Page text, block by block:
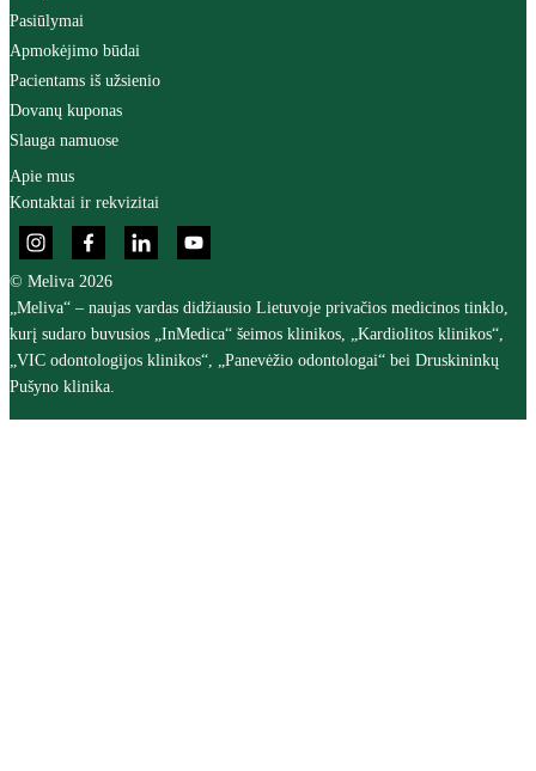
Pasiūlymai
Apmokėjimo būdai
Pacientams iš užsienio
Dovanų kuponas
Slauga namuose
Apie mus
Kontaktai ir rekvizitai
© Meliva 2026
„Meliva“ – naujas vardas didžiausio Lietuvoje privačios medicinos tinklo,
kurį sudaro buvusios „InMedica“ šeimos klinikos, „Kardiolitos klinikos“,
„VIC odontologijos klinikos“, „Panevėžio odontologai“ bei Druskininkų
Pušyno klinika.